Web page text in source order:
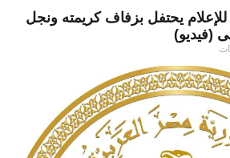
للإعلام يحتفل بزفاف كريمته ونجل
(فيديو)